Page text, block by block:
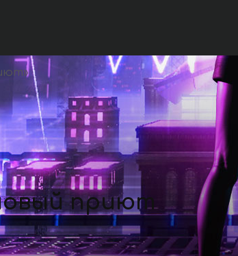
»
приют